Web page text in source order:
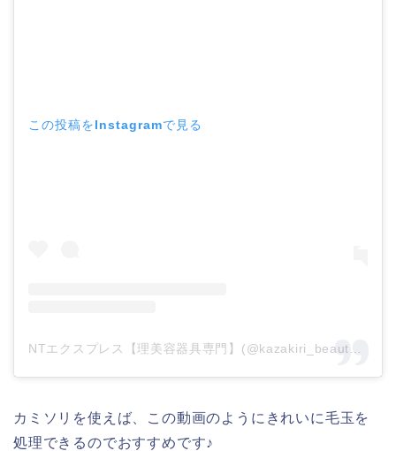
この投稿をInstagramで見る
カミソリを使えば、この動画のようにきれいに毛玉を
処理できるのでおすすめです♪